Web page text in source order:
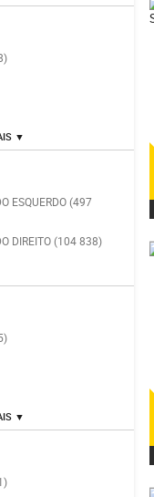
▼
ESQUERDO (497
DIREITO (104 838)
▼